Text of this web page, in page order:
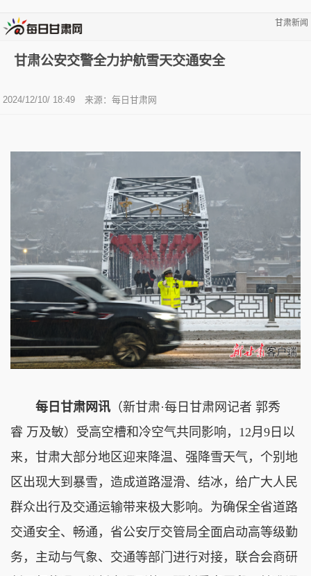
甘肃新闻
甘肃公安交警全力护航雪天交通安全
2024/12/10/ 18:49 来源： 每日甘肃网
每日甘肃网讯 （新甘肃·每日甘肃网记者 郭秀
睿 万及敏）受高空槽和冷空气共同影响，12月9日以
来，甘肃大部分地区迎来降温、强降雪天气，个别地
区出现大到暴雪，造成道路湿滑、结冰，给广大人民
群众出行及交通运输带来极大影响。为确保全省道路
交通安全、畅通，省公安厅交管局全面启动高等级勤
务，主动与气象、交通等部门进行对接，联合会商研